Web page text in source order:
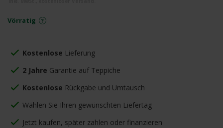
Vörratig
Kostenlose Lieferung
2 Jahre Garantie auf Teppiche
Kostenlose Rückgabe und Umtausch
Wählen Sie Ihren gewünschten Liefertag
Jetzt kaufen, später zahlen oder finanzieren